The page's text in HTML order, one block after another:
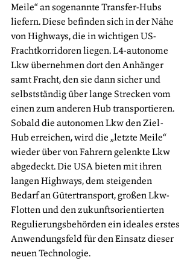
Meile“ an sogenannte Transfer-Hubs
liefern. Diese befinden sich in der Nähe
von Highways, die in wichtigen US-
Frachtkorridoren liegen. L4-autonome
Lkw übernehmen dort den Anhänger
samt Fracht, den sie dann sicher und
selbstständig über lange Strecken vom
einen zum anderen Hub transportieren.
Sobald die autonomen Lkw den Ziel-
Hub erreichen, wird die „letzte Meile“
wieder über von Fahrern gelenkte Lkw
abgedeckt. Die USA bieten mit ihren
langen Highways, dem steigenden
Bedarf an Gütertransport, großen Lkw-
Flotten und den zukunftsorientierten
Regulierungsbehörden ein ideales erstes
Anwendungsfeld für den Einsatz dieser
neuen Technologie.